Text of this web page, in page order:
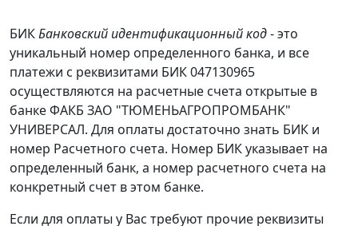
БИКБанковский идентификационный код- это
уникальный номер определенного банка, и все
платежи с реквизитами БИК 047130965
осуществляются на расчетные счета открытые в
банке ФАКБ ЗАО "ТЮМЕНЬАГРОПРОМБАНК"
УНИВЕРСАЛ. Для оплаты достаточно знать БИК и
номер Расчетного счета. Номер БИК указывает на
определенный банк, а номер расчетного счета на
конкретный счет в этом банке.
Если для оплаты у Вас требуют прочие реквизиты